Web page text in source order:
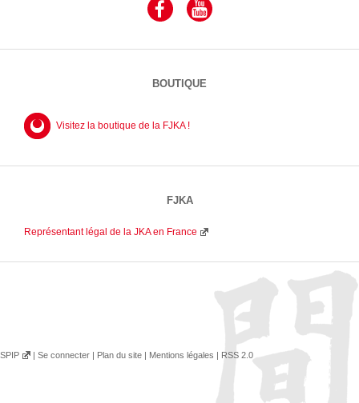
BOUTIQUE
Visitez la boutique de la FJKA !
FJKA
Représentant légal de la JKA en France
SPIP | Se connecter | Plan du site | Mentions légales | RSS 2.0